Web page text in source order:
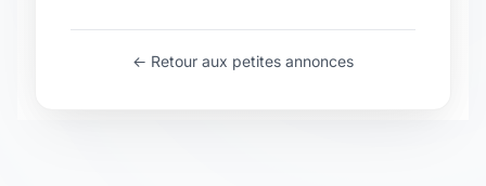
← Retour aux petites annonces